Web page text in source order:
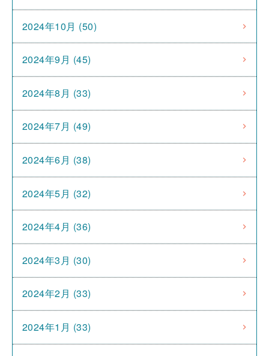
2024年10月 (50)
2024年9月 (45)
2024年8月 (33)
2024年7月 (49)
2024年6月 (38)
2024年5月 (32)
2024年4月 (36)
2024年3月 (30)
2024年2月 (33)
2024年1月 (33)